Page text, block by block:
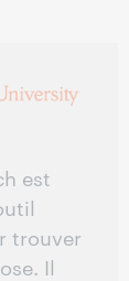
est
trouver
Il